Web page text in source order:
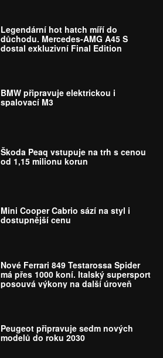
Legendární hot hatch míří do
důchodu. Mercedes-AMG A45 S
dostal exkluzivní Final Edition
BMW připravuje elektrickou i
spalovací M3
Škoda Peaq vstupuje na trh s cenou
od 1,15 milionu korun
Mini Cooper Cabrio sází na styl i
dostupnější cenu
Nové Ferrari 849 Testarossa Spider
má přes 1000 koní. Italský supersport
posouvá výkony na další úroveň
Peugeot připravuje sedm nových
modelů do roku 2030